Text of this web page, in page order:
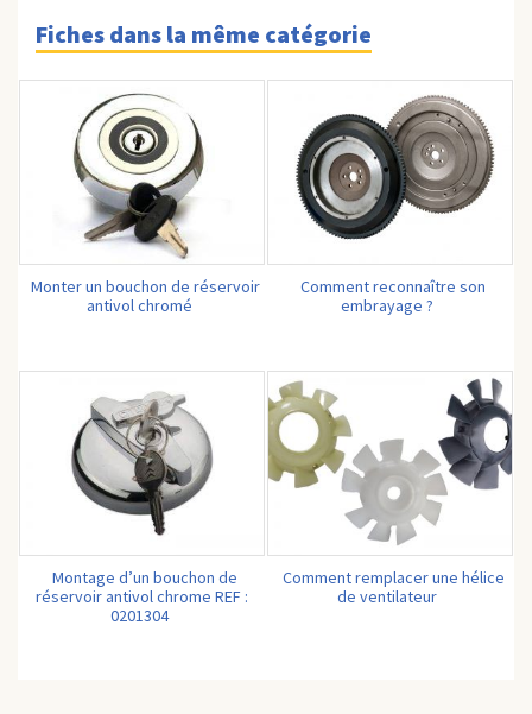
Fiches dans la même catégorie
Monter un bouchon de réservoir
antivol chromé
Comment reconnaître son
embrayage ?
Montage d’un bouchon de
réservoir antivol chrome REF :
0201304
Comment remplacer une hélice
de ventilateur